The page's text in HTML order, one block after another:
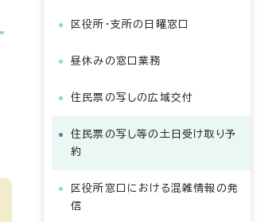
区役所・支所の日曜窓口
昼休みの窓口業務
住民票の写しの広域交付
住民票の写し等の土日受け取り予
約
区役所窓口における混雑情報の発
信